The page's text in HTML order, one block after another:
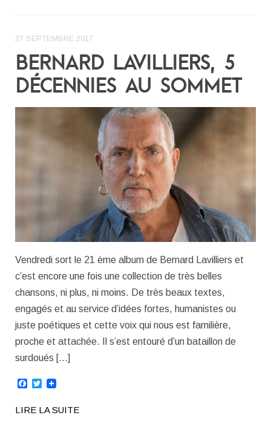
27 SEPTEMBRE 2017
BERNARD LAVILLIERS, 5
DÉCENNIES AU SOMMET
Vendredi sort le 21 ème album de Bernard Lavilliers et
c’est encore une fois une collection de très belles
chansons, ni plus, ni moins. De très beaux textes,
engagés et au service d’idées fortes, humanistes ou
juste poétiques et cette voix qui nous est familière,
proche et attachée. Il s’est entouré d’un bataillon de
surdoués […]
Facebook
Twitter
LIRE LA SUITE